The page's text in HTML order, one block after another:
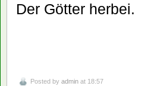
Der Götter herbei.
Posted by admin at 18:57